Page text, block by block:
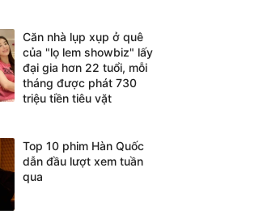
Căn nhà lụp xụp ở quê
của "lọ lem showbiz" lấy
đại gia hơn 22 tuổi, mỗi
tháng được phát 730
triệu tiền tiêu vặt
Top 10 phim Hàn Quốc
dẫn đầu lượt xem tuần
qua